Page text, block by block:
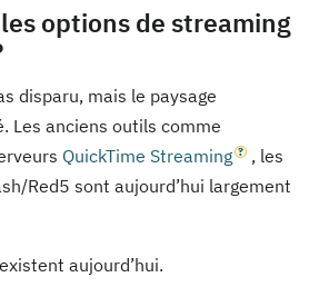
options de streaming
disparu, mais le paysage
Les anciens outils comme
QuickTime Streaming
, les
Red5 sont aujourd’hui largement
aujourd’hui.